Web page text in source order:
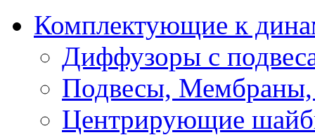
Комплектующие к
Диффузоры с
Подвесы,
Центрирующие